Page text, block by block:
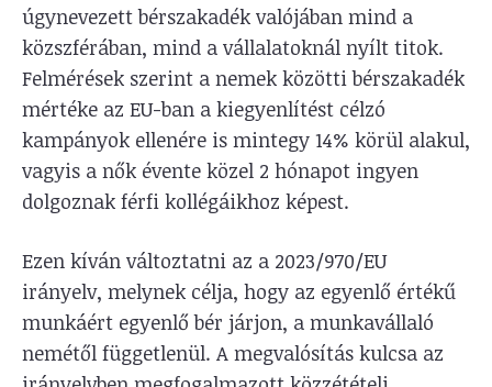
úgynevezett bérszakadék valójában mind a
közszférában, mind a vállalatoknál nyílt titok.
Felmérések szerint a nemek közötti bérszakadék
mértéke az EU-ban a kiegyenlítést célzó
kampányok ellenére is mintegy 14% körül alakul,
vagyis a nők évente közel 2 hónapot ingyen
dolgoznak férfi kollégáikhoz képest.
Ezen kíván változtatni az a 2023/970/EU
irányelv, melynek célja, hogy az egyenlő értékű
munkáért egyenlő bér járjon, a munkavállaló
nemétől függetlenül. A megvalósítás kulcsa az